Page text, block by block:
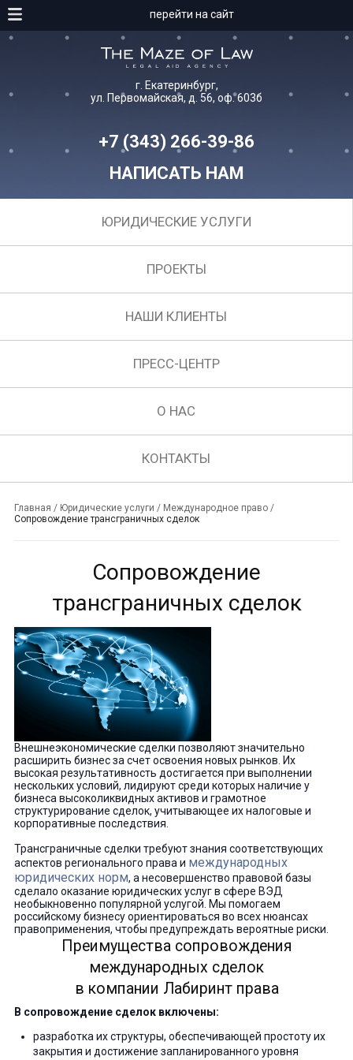
перейти на сайт
г. Екатеринбург,
ул. Первомайская, д. 56, оф. 603б
+7 (343) 266-39-86
НАПИСАТЬ НАМ
ЮРИДИЧЕСКИЕ УСЛУГИ
ПРОЕКТЫ
НАШИ КЛИЕНТЫ
ПРЕСС-ЦЕНТР
О НАС
КОНТАКТЫ
Главная / Юридические услуги / Международное право/
Сопровождение трансграничных сделок
Сопровождение
трансграничных сделок
Внешнеэкономические сделки позволяют значительно
расширить бизнес за счет освоения новых рынков. Их
высокая результативность достигается при выполнении
нескольких условий, лидируют среди которых наличие у
бизнеса высоколиквидных активов и грамотное
структурирование сделок, учитывающее их налоговые и
корпоративные последствия.
Трансграничные сделки требуют знания соответствующих
аспектов регионального права и международных
юридических норм, а несовершенство правовой базы
сделало оказание юридических услуг в сфере ВЭД
необыкновенно популярной услугой. Мы помогаем
российскому бизнесу ориентироваться во всех нюансах
правоприменения, чтобы предупреждать вероятные риски.
Преимущества сопровождения
международных сделок
в компании Лабиринт права
В сопровождение сделок включены:
разработка их структуры, обеспечивающей простоту их
закрытия и достижение запланированного уровня